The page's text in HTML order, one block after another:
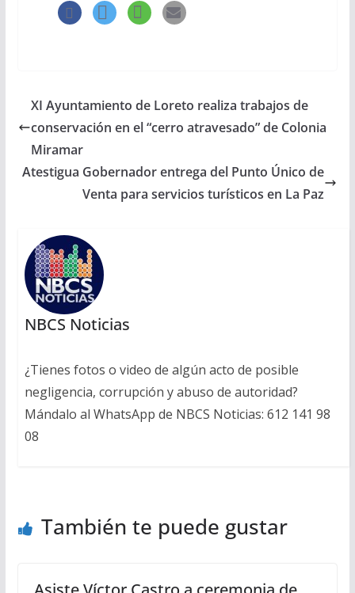
XI Ayuntamiento de Loreto realiza trabajos de
conservación en el “cerro atravesado” de Colonia
Miramar
Atestigua Gobernador entrega del Punto Único de
Venta para servicios turísticos en La Paz
NBCS Noticias
¿Tienes fotos o video de algún acto de posible
negligencia, corrupción y abuso de autoridad?
Mándalo al WhatsApp de NBCS Noticias: 612 141 98
08
También te puede gustar